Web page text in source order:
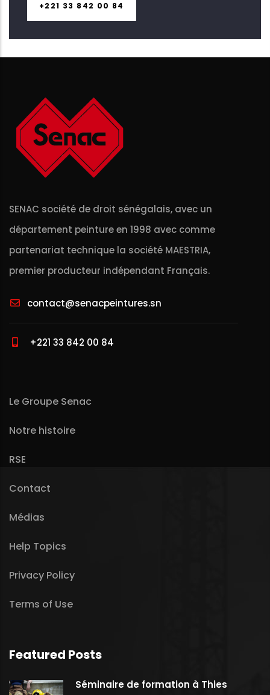
+221 33 842 00 84
SENAC société de droit sénégalais, avec un
département peinture en 1998 avec comme
partenariat technique la société MAESTRIA,
premier producteur indépendant Français.
contact@senacpeintures.sn
+221 33 842 00 84
Le Groupe Senac
Notre histoire
RSE
Contact
Médias
Help Topics
Privacy Policy
Terms of Use
Featured Posts
Séminaire de formation à Thies